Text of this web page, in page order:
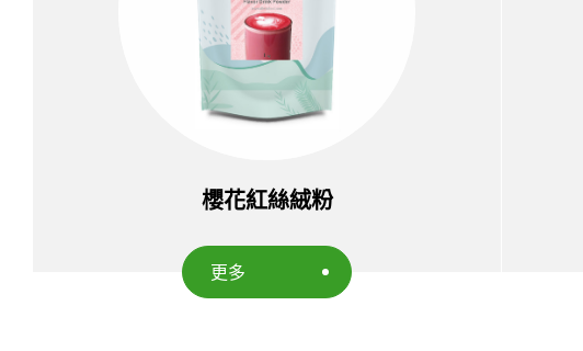
櫻花紅絲絨粉
更多
各式風味掛壁粉及蛋糕奶茶粉